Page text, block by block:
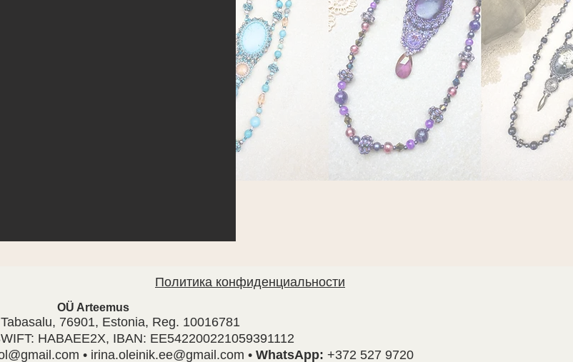
Политика конфиденциальности
OÜ Arteemus
76901, Estonia, Reg. 10016781
HABAEE2X, IBAN: EE542200221059391112
• irina.oleinik.ee@gmail.com • WhatsApp: +372 527 9720